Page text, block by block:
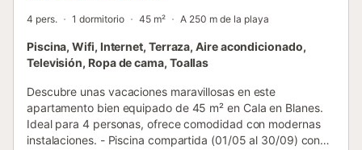
4 pers. 1 dormitorio 45 m² A 250 m de la playa
Piscina, Wifi, Internet, Terraza, Aire acondicionado,
Televisión, Ropa de cama, Toallas
Descubre unas vacaciones maravillosas en este
apartamento bien equipado de 45 m² en Cala en Blanes.
Ideal para 4 personas, ofrece comodidad con modernas
instalaciones. - Piscina compartida (01/05 al 30/09) con